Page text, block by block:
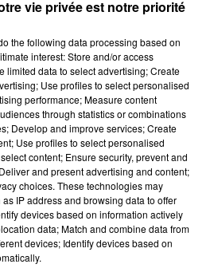
publique qui présente ses
la famille et qui offre au petit
en Ouigo partout en
!
vie privée est notre priorité
the following data processing based on
interest: Store and/or access
limited data to select advertising; Create
Use profiles to select personalised
performance; Measure content
through statistics or combinations
Develop and improve services; Create
Use profiles to select personalised
content; Ensure security, prevent and
and present advertising and content;
choices. These technologies may
IP address and browsing data to offer
devices based on information actively
data; Match and combine data from
devices; Identify devices based on